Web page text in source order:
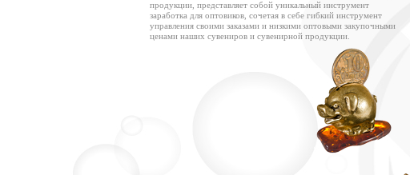
продукции, представляет собой уникальный инструмент
заработка для оптовиков, сочетая в себе гибкий инструмент
управления своими заказами и низкими оптовыми закупочными
ценами наших сувениров и сувенирной продукции.